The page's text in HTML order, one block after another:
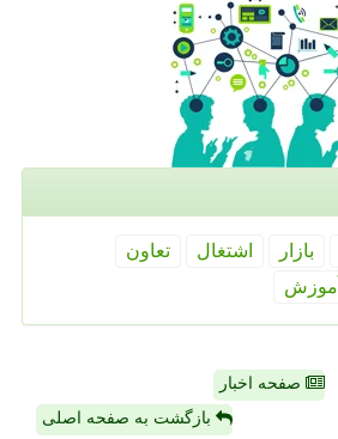
بازار اشتغال
تعاون
آموزش
صفحه اخبار
بازگشت به صفحه اصلی